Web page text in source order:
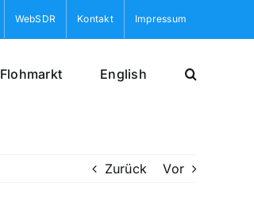
WebSDR Kontakt Impressum
Flohmarkt English
Zurück Vor